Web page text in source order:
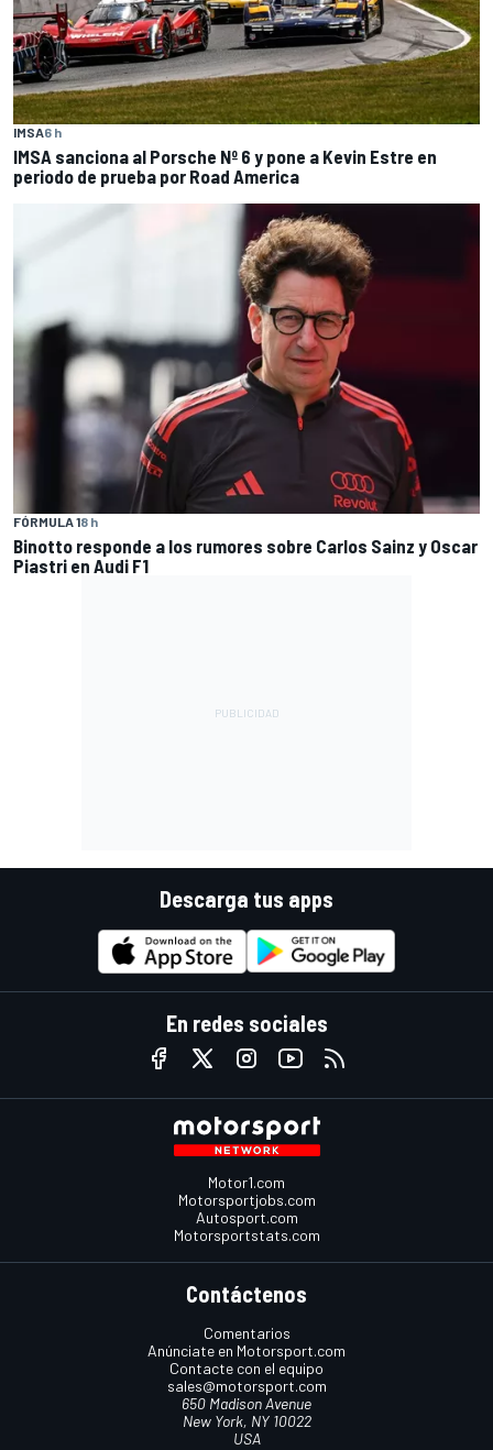
IMSA6 h
IMSA sanciona al Porsche Nº 6 y pone a Kevin Estre en
periodo de prueba por Road America
FÓRMULA 18 h
Binotto responde a los rumores sobre Carlos Sainz y Oscar
Piastri en Audi F1
Descarga tus apps
En redes sociales
Motor1.com
Motorsportjobs.com
Autosport.com
Motorsportstats.com
Contáctenos
Comentarios
Anúnciate en Motorsport.com
Contacte con el equipo
sales@motorsport.com
650 Madison Avenue
New York, NY 10022
USA